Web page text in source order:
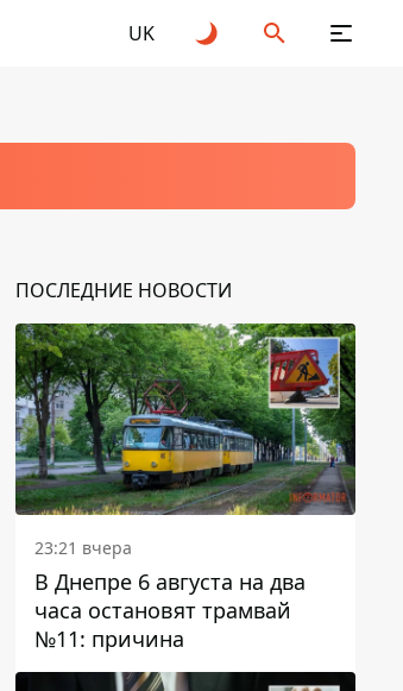
UK
ПОСЛЕДНИЕ НОВОСТИ
23:21 вчера
В Днепре 6 августа на два
часа остановят трамвай
№11: причина